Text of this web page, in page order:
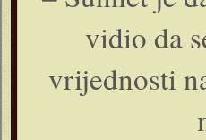
vidio da
vrijednosti